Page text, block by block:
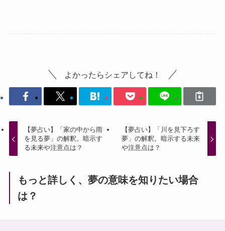
よかったらシェアしてね！
【夢占い】「家の中から雨
を見る夢」の解釈。暗示す
る未来や注意点は？
【夢占い】「川を見下ろす
夢」の解釈。暗示する未来
や注意点は？
もっと詳しく、夢の意味を知りたい場合
は？